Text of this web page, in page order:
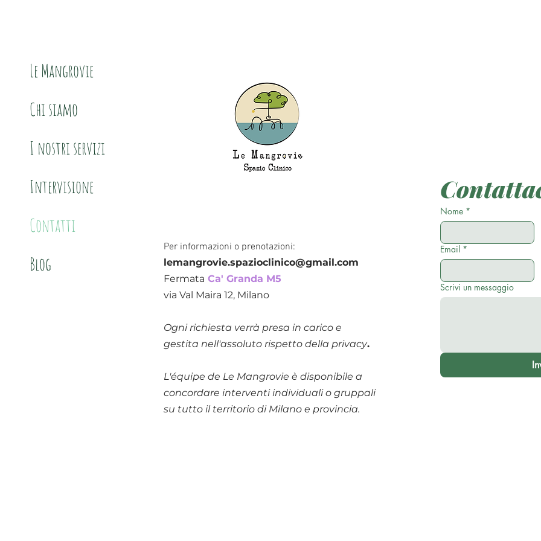
Per informazioni o prenotazioni:
lemangrovie.spazioclinico@gmail.com
Fermata Ca' Granda M5
via Val Maira 12, Milano
Ogni richiesta verrà presa in carico e
gestita nell'assoluto rispetto della privacy.
L'équipe de Le Mangrovie è disponibile a
concordare interventi individuali o gruppali
su tutto il territorio di Milano e provincia.
Nome *
Email *
Scrivi un messaggio
Le Mangrovie
Chi siamo
I nostri servizi
Intervisione
Contatti
Blog